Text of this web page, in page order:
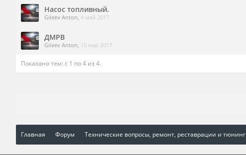
Насос топливный.
Gileev Anton, 4 май 2017
ДМРВ
Gileev Anton, 10 мар 2017
Показано тем: с 1 по 4 из 4.
Главная Форум Технические вопросы, ремонт, реставрации и тюнинг